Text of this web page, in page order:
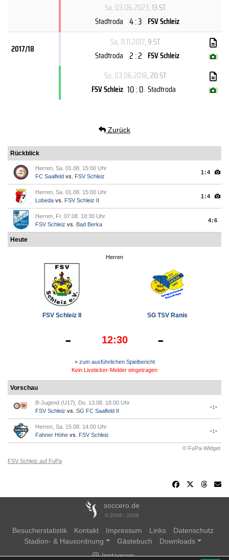
Sa, 03.06.2023, 13.ST
Stadtroda 4 : 3 FSV Schleiz
2017/18
Sa, 11.11.2017, 9.ST
Stadtroda 2 : 2 FSV Schleiz ( )
So, 03.06.2018, 20.ST
FSV Schleiz 10 : 0 Stadtroda ( )
Zurück
Rückblick
Herren, Sa. 01.08. 15:00 Uhr
FC Saalfeld vs. FSV Schleiz
1:4
Herren, Sa. 01.08. 15:00 Uhr
Lobeda vs. FSV Schleiz II
1:4
Herren, Fr. 07.08. 18:30 Uhr
FSV Schleiz vs. Bad Berka
4:6
Heute
Herren
FSV Schleiz II SG TSV Ranis
- 12:30 -
» zum ausführlichen Spielbericht
Kein Liveticker-Melder eingetragen
Vorschau
B-Jugend (U17), Do. 13.08. 18:00 Uhr
FSV Schleiz vs. SG FC Saalfeld II
-:-
Herren, Sa. 15.08. 14:00 Uhr
Fahner Höhe vs. FSV Schleiz
-:-
© FuPa-Widget
FSV Schleiz auf FuPa
soccero.de
© 2006 - 2026
Besucherstatistik Kontakt Impressum Links
Datenschutz
Stadion- & Hausordnung
Gästebuch
Downloads
Instagram